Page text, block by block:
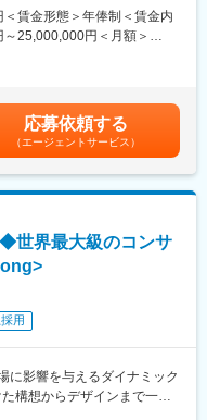
、最先端のデジタルテクノ
マンス向上と売上拡大の新
たら売れるのか”だけでな
きるのか”という点でサービ
チポイントを捉え、構想か
、ユーザーの心を動かす体
ロジーとの関係性も視野に
構築します。
賃金形態＞年俸制＜賃金内
25,000,000円＜月額＞
す。応募依頼する
（エージェントサービス）
◆世界最大級のコンサ
用
に影響を与えるダイナミック
構想からデザインまで一貫